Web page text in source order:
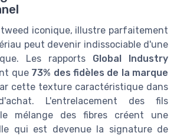
tweed iconique, illustre parfaitement
peut devenir indissociable d'une
Les rapports Global Industry
que 73% des fidèles de la marque
cette texture caractéristique dans
L'entrelacement des fils
mélange des fibres créent une
qui est devenue la signature de